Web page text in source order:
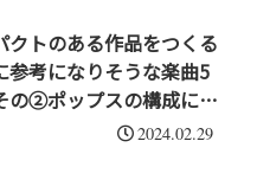
クトのある作品をつくる
参考になりそうな楽曲5
の②ポップスの構成に注
2024.02.29